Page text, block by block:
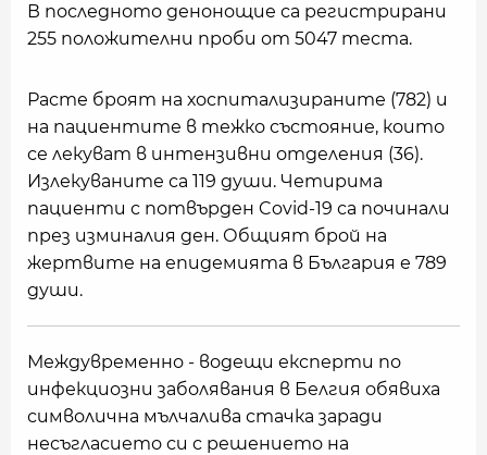
В последното денонощие са регистрирани
255 положителни проби от 5047 теста.
Расте броят на хоспитализираните (782) и
на пациентите в тежко състояние, които
се лекуват в интензивни отделения (36).
Излекуваните са 119 души. Четирима
пациенти с потвърден Covid-19 са починали
през изминалия ден. Общият брой на
жертвите на епидемията в България е 789
души.
Междувременно - водещи експерти по
инфекциозни заболявания в Белгия обявиха
символична мълчалива стачка заради
несъгласието си с решението на